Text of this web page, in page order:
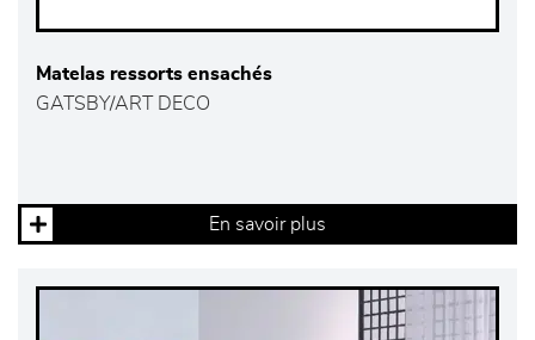
Matelas ressorts ensachés
GATSBY/ART DECO
En savoir plus